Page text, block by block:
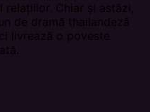
relațiilor. Chiar și astăzi,
de dramă thailandeză
livrează o poveste